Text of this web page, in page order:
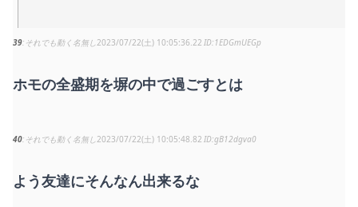
39 それでも動く名無し 2023/07/22(土) 10:05:36.22 1EDGmUEGp
ホモの全盛期を塀の中で過ごすとは
40 それでも動く名無し 2023/07/22(土) 10:05:48.82 gB12dgva0
よう友達にそんなん出来るな